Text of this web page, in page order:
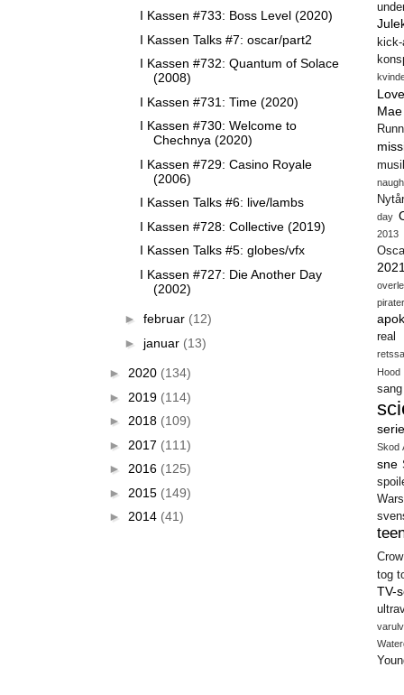
I Kassen #733: Boss Level (2020)
I Kassen Talks #7: oscar/part2
I Kassen #732: Quantum of Solace
(2008)
I Kassen #731: Time (2020)
I Kassen #730: Welcome to
Chechnya (2020)
I Kassen #729: Casino Royale
(2006)
I Kassen Talks #6: live/lambs
I Kassen #728: Collective (2019)
I Kassen Talks #5: globes/vfx
I Kassen #727: Die Another Day
(2002)
► februar (12)
► januar (13)
► 2020 (134)
► 2019 (114)
► 2018 (109)
► 2017 (111)
► 2016 (125)
► 2015 (149)
► 2014 (41)
Nytår
day
2013
pirater
real
Hood
Skod
sne
Wars
Crow
tog
TV-
varulv